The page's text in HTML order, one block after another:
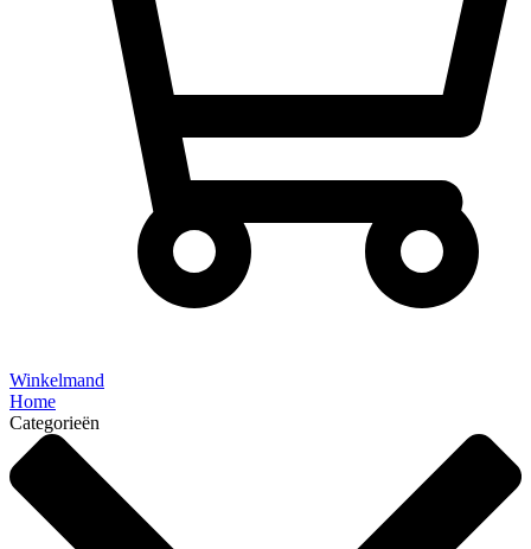
Winkelmand
Home
Categorieën